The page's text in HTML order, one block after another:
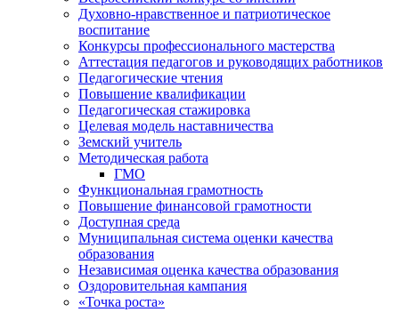
Духовно-нравственное и патриотическое
воспитание
Конкурсы профессионального мастерства
Аттестация педагогов и руководящих работников
Педагогические чтения
Повышение квалификации
Педагогическая стажировка
Целевая модель наставничества
Земский учитель
Методическая работа
ГМО
Функциональная грамотность
Повышение финансовой грамотности
Доступная среда
Муниципальная система оценки качества
образования
Независимая оценка качества образования
Оздоровительная кампания
«Точка роста»